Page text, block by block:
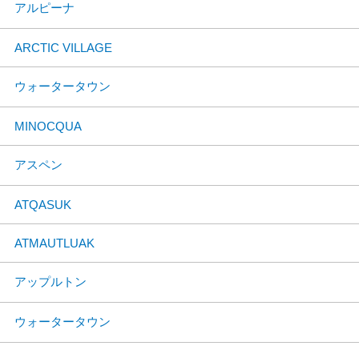
アルピーナ
ARCTIC VILLAGE
ウォータータウン
MINOCQUA
アスペン
ATQASUK
ATMAUTLUAK
アップルトン
ウォータータウン